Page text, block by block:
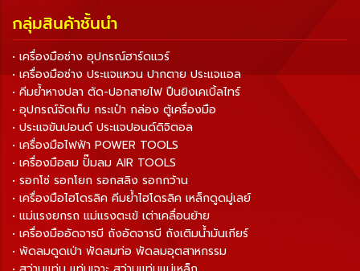
กลุ่มสินค้าชั้นนำ
• เครื่องมือช่าง อุปกรณ์ฮาร์ดแวร์
• เครื่องมือช่าง ประแจแหวน ปากตาย ประแจแอล
• คีมย้ำหางปลา ตัด-ปอกสายไฟ ปืนยิงเคเบิ้ลไทร์
• อุปกรณ์จัดเก็บ กระเป๋า กล่อง ตู้เครื่องมือ
• ประแจขันปอนด์ ประแจปอนด์ดิจิตอล
• เครื่องมือไฟฟ้า POWER TOOLS
• เครื่องมือลม ปั๊มลม AIR TOOLS
• รอกโซ่ รอกโยก รอกสลิง รอกกว้าน
• เครื่องมือไฮโดรลิค คีมย้ำไฮโดรลิค เหล็กดูดมู่เลย์
• แม่แรงยกรถ แม่แรงตะเข้ เต่าเคลื่อนย้าย
• เครื่องมืออัดจารบี ถังอัดจารบี ถังเติมน้ำมันเกียร์
• พัดลมดูดเป่า พัดลมท่อ พัดลมอุตสาหกรรม